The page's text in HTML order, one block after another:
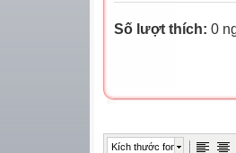
Số lượt thích: 0
Kích thước font